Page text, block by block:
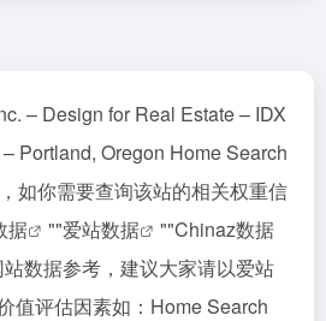
– Design for Real Estate – IDX
Portland, Oregon Home Search
如你需要查询该站的相关权重信
据 ""爱站数据 ""Chinaz数据
数据参考，建议大家请以爱站
值评估因素如：Home Search